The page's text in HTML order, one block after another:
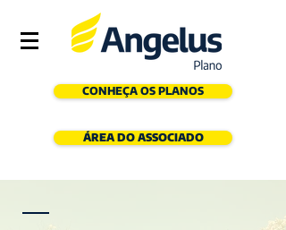
CONHEÇA OS PLANOS
ÁREA DO ASSOCIADO